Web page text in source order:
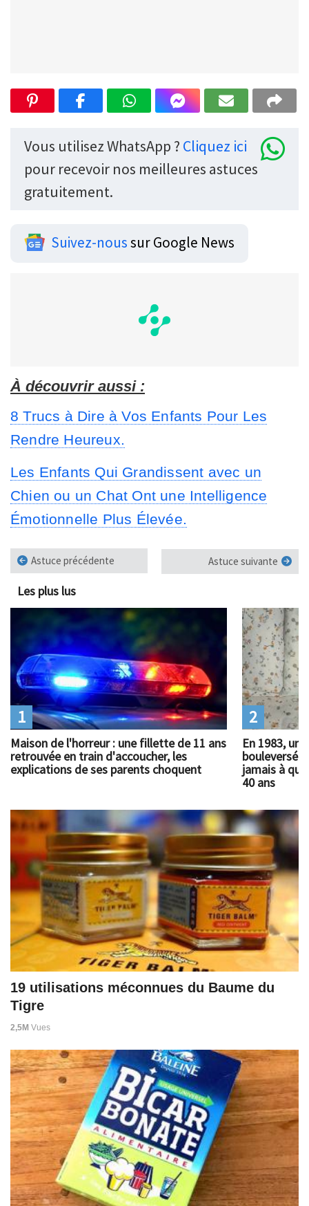
Vous utilisez WhatsApp ? Cliquez ici
pour recevoir nos meilleures astuces
gratuitement.
Suivez-noussur Google News
À découvrir aussi :
8 Trucs à Dire à Vos Enfants Pour Les
Rendre Heureux.
Les Enfants Qui Grandissent avec un
Chien ou un Chat Ont une Intelligence
Émotionnelle Plus Élevée.
Astuce précédente Astuce suivante
Les plus lus
Maison de l'horreur : une fillette de 11 ans
retrouvée en train d'accoucher, les
explications de ses parents choquent
1
En 1983, un
bouleversé
jamais à
40 ans
2
19 utilisations méconnues du Baume du
Tigre
2,5M Vues